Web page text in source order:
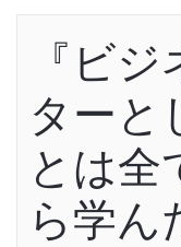
『ビ
ターと
とは全
ら学ん